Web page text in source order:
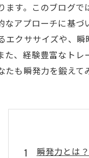
ます。このブログ
アプローチに基
エクササイズや、
た、経験豊富なト
も瞬発力を鍛えて
瞬発力とは